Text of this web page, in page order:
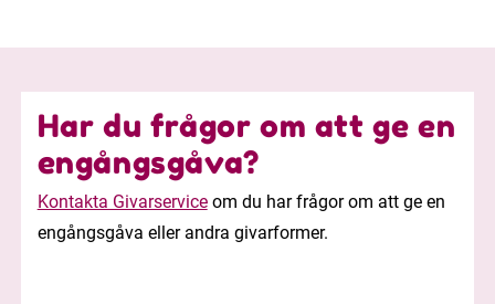
Har du frågor om att ge en
engångsgåva?
Kontakta Givarserviceom du har frågor om att ge en
engångsgåva eller andra givarformer.